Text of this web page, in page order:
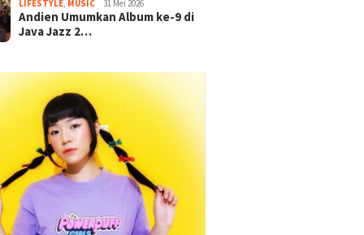
LIFESTYLE, MUSIC 31 Mei 2026
Andien Umumkan Album ke-9 di
Java Jazz 2…